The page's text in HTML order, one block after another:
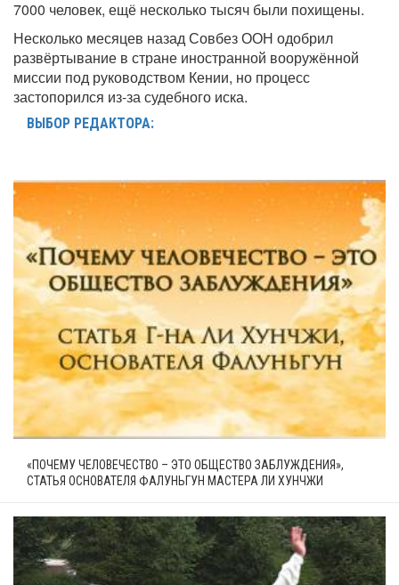
7000 человек, ещё несколько тысяч были похищены.
Несколько месяцев назад Совбез ООН одобрил
развёртывание в стране иностранной вооружённой
миссии под руководством Кении, но процесс
застопорился из-за судебного иска.
ВЫБОР РЕДАКТОРА:
«ПОЧЕМУ ЧЕЛОВЕЧЕСТВО – ЭТО ОБЩЕСТВО ЗАБЛУЖДЕНИЯ»,
СТАТЬЯ ОСНОВАТЕЛЯ ФАЛУНЬГУН МАСТЕРА ЛИ ХУНЧЖИ